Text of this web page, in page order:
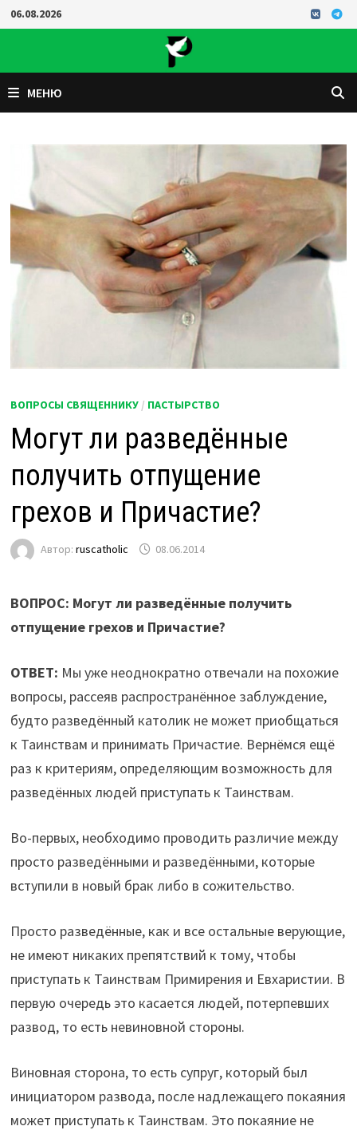
Перейти
к
06.08.2026
МЕНЮ
ВОПРОСЫ СВЯЩЕННИКУ / ПАСТЫРСТВО
Могут ли разведённые
получить отпущение
грехов и Причастие?
Автор:ruscatholic 08.06.2014
ВОПРОС: Могут ли разведённые получить
отпущение грехов и Причастие?
ОТВЕТ: Мы уже неоднократно отвечали на похожие
вопросы, рассеяв распространённое заблуждение,
будто разведённый католик не может приобщаться
к Таинствам и принимать Причастие. Вернёмся ещё
раз к критериям, определяющим возможность для
разведённых людей приступать к Таинствам.
Во-первых, необходимо проводить различие между
просто разведёнными и разведёнными, которые
вступили в новый брак либо в сожительство.
Просто разведённые, как и все остальные верующие,
не имеют никаких препятствий к тому, чтобы
приступать к Таинствам Примирения и Евхаристии. В
первую очередь это касается людей, потерпевших
развод, то есть невиновной стороны.
Виновная сторона, то есть супруг, который был
инициатором развода, после надлежащего покаяния
может приступать к Таинствам. Это покаяние не